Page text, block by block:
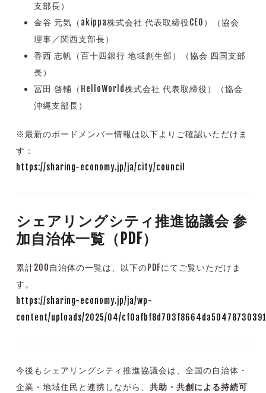
支部長）
金谷 元気（akippa株式会社 代表取締役CEO）（協会
理事／関西支部長）
香西 志帆（百十四銀行 地域創生部）（協会 四国支部
長）
冨田 啓輔（HelloWorld株式会社 代表取締役）（協会
沖縄支部長）
※最新のボードメンバー情報は以下よりご確認いただけま
す：
https://sharing-economy.jp/ja/city/council
シェアリングシティ推進協議会 参
加自治体一覧（PDF）
累計200自治体の一覧は、以下のPDFにてご覧いただけま
す。
https://sharing-economy.jp/ja/wp-
content/uploads/2025/04/
今後もシェアリングシティ推進協議会は、全国の自治体・
企業・地域住民と連携しながら、 共助・共創による持続可